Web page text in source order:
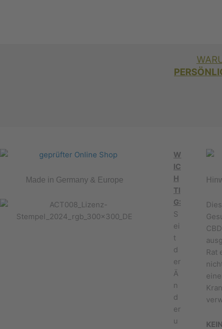
Made in Germany & Europe
W
IC
H
TI
G:
S
ei
t
d
er
Ä
n
d
er
u
Rat